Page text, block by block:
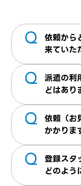
Q
依頼から
来ていた
最短5営業
ます。諸
い。
Q
派遣の利
どはあり
簡易資料の
詳細を聞
ださい
Q
依頼（お
かかりま
かかりま
料金が発
Q
登録スタ
どのよう